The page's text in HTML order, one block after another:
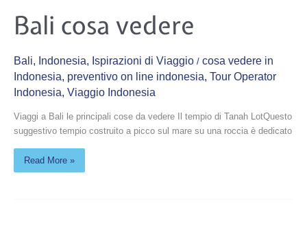
Bali cosa vedere
Bali, Indonesia, Ispirazioni di Viaggio / cosa vedere in
Indonesia, preventivo on line indonesia, Tour Operator
Indonesia, Viaggio Indonesia
Viaggi a Bali le principali cose da vedere Il tempio di Tanah LotQuesto
suggestivo tempio costruito a picco sul mare su una roccia è dedicato
Bali
cosa
vedere
Read More »